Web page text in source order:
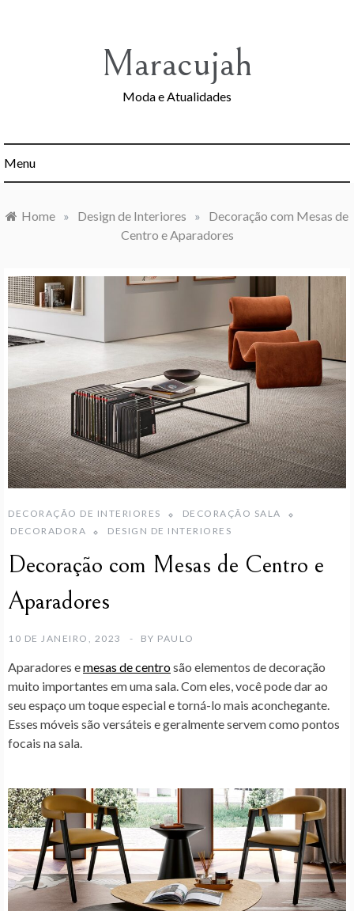
Maracujah
Moda e Atualidades
Menu
Home » Design de Interiores »
Decoração com Mesas de
Centro e Aparadores
DECORAÇÃO DE INTERIORES
DECORAÇÃO SALA
DECORADORA
DESIGN DE INTERIORES
Decoração com Mesas de Centro e
Aparadores
10 DE JANEIRO, 2023 BY PAULO
Aparadores emesas de centrosão elementos de decoração
muito importantes em uma sala. Com eles, você pode dar ao
seu espaço um toque especial e torná-lo mais aconchegante.
Esses móveis são versáteis e geralmente servem como pontos
focais na sala.